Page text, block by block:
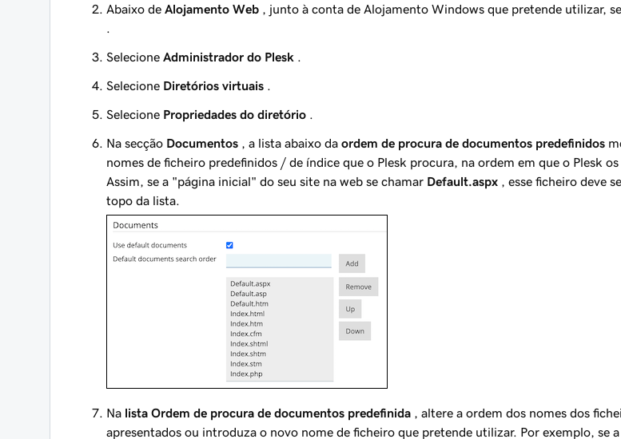
Abaixo de Alojamento Web , junto à conta de Alojamento Windows que pretende utilizar,
Selecione Administrador do Plesk
Selecione Diretórios virtuais
Selecione Propriedades do diretório
Na secção Documentos , a lista abaixo da ordem de procura de documentos predefinidos
nomes de ficheiro predefinidos / de índice que o Plesk procura, na ordem em que o Plesk os
Assim, se a "página inicial" do seu site na web se chamar Default.aspx , esse ficheiro deve
topo da lista.
Na lista Ordem de procura de documentos predefinida , altere a ordem dos nomes dos
apresentados ou introduza o novo nome de ficheiro que pretende utilizar. Por exemplo, se